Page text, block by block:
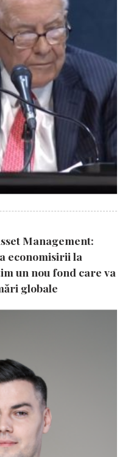
Management:
economisirii la
un nou fond care va
globale